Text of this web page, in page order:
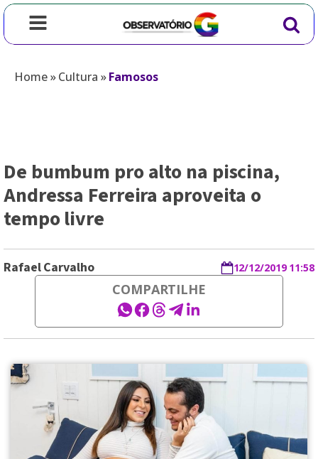
Home»Cultura »Famosos
De bumbum pro alto na piscina,
Andressa Ferreira aproveita o
tempo livre
Rafael Carvalho 12/12/2019 11:58
COMPARTILHE